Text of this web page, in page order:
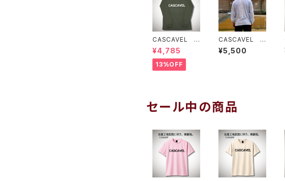
CASCAVEL ス
タンダードロン
グプラクティスシ
ャツ オリーブ
グリーン
¥4,785
13%OFF
CASCAVEL ス
タンダードビッグ
ロゴロングプラ
¥5,500
セール中の商品